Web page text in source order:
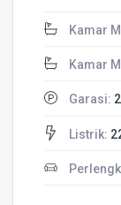
Kamar
Kamar
Garasi: 2
Listrik: